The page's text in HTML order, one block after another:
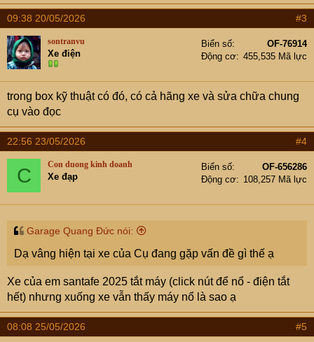
09:38 20/05/2026 #3
sontranvu
Xe điện
Biển số
OF-76914
Động cơ
455,535 Mã lực
trong box kỹ thuật có đó, có cả hãng xe và sửa chữa chung
cụ vào đọc
22:56 23/05/2026 #4
C Con duong kinh doanh
Xe đạp
Biển số
OF-656286
Động cơ
108,257 Mã lực
Garage Quang Đức nói:
Dạ vâng hiện tại xe của Cụ đang gặp vấn đề gì thế ạ
Xe của em santafe 2025 tắt máy (click nút để nổ - điện tắt
hết) nhưng xuống xe vẫn thấy máy nổ là sao ạ
08:08 25/05/2026 #5